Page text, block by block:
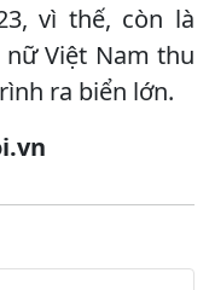
vì thế, còn là
Việt Nam thu
ra biển lớn.